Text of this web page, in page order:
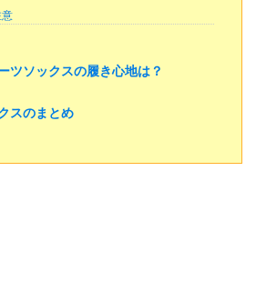
ツソックスの履き心地は？
スのまとめ